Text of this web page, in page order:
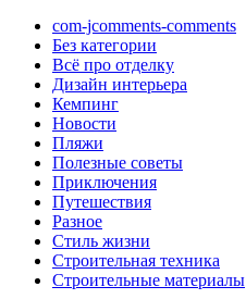
com-jcomments-comments
Без категории
Всё про отделку
Дизайн интерьера
Кемпинг
Новости
Пляжи
Полезные советы
Приключения
Путешествия
Разное
Стиль жизни
Строительная техника
Строительные материалы